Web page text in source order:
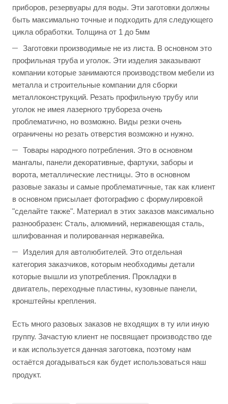
приборов, резервуары для воды. Эти заготовки должны
быть максимально точные и подходить для следующего
цикла обработки. Толщина от 1 до 5мм
Заготовки производимые не из листа. В основном это
профильная труба и уголок. Эти изделия заказывают
компании которые занимаются производством мебели из
металла и строительные компании для сборки
металлоконструкций. Резать профильную трубу или
уголок не имея лазерного трубореза очень
проблематично, но возможно. Виды резки очень
ограничены но резать отверстия возможно и нужно.
Товары народного потребления. Это в основном
мангалы, панели декоративные, фартуки, заборы и
ворота, металлические лестницы. Это в основном
разовые заказы и самые проблематичные, так как клиент
в основном присылает фотографию с формулировкой
"сделайте также". Материал в этих заказов максимально
разнообразен: Сталь, алюминий, нержавеющая сталь,
шлифованная и полированная нержавейка.
Изделия для автолюбителей. Это отдельная
категория заказчиков, которым необходимы детали
которые вышли из употребления. Прокладки в
двигатель, переходные пластины, кузовные панели,
кронштейны крепления.
Есть много разовых заказов не входящих в ту или иную
группу. Зачастую клиент не посвящает производство где
и как используется данная заготовка, поэтому нам
остаётся догадываться как будет использоваться наш
продукт.